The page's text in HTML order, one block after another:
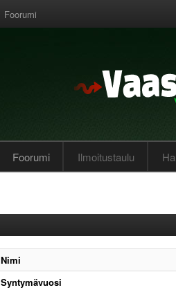
Foorumi
Foorumi Ilmoitustaulu
Nimi
Syntymävuosi